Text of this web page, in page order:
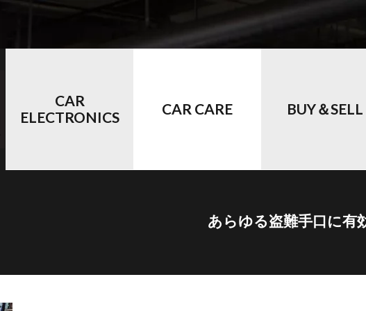
CAR
ELECTRONICS
CAR CARE BUY＆SELL
あらゆる盗難手口に有